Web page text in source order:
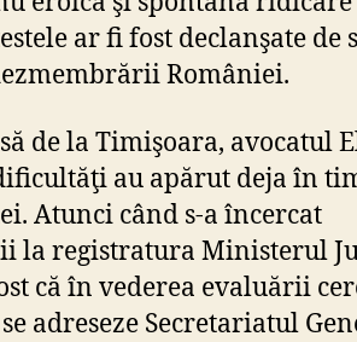
ar fi fost declanşate de
României.
de la Timişoara, avocatul
au apărut deja în
Atunci când s-a încercat
la registratura Ministerul
că în vederea evaluării
adreseze Secretariatul